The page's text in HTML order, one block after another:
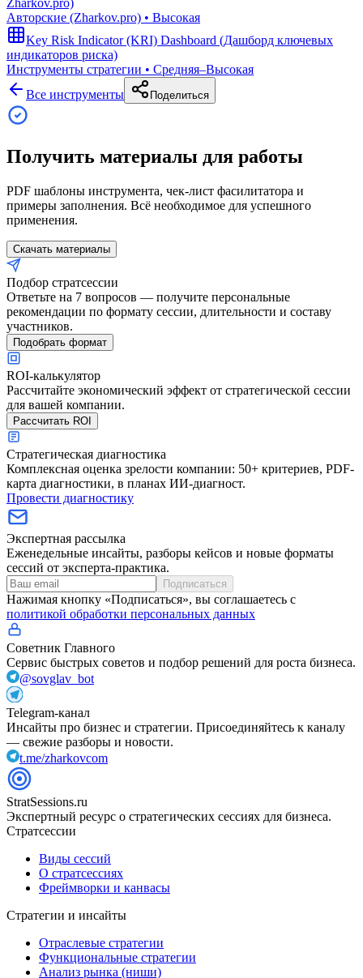
Авторские (Zharkov.pro) • Высокая
Key Risk Indicator (KRI) Dashboard (Дашборд ключевых
индикаторов риска)
Инструменты стратегии • Средняя–Высокая
Все инструменты
Поделиться
Получить материалы для работы
PDF шаблоны инструмента, чек-лист фасилитатора и
примеры заполнения. Всё необходимое для успешного
применения.
Скачать материалы
Подбор стратсессии
Ответьте на 7 вопросов — получите персональные
рекомендации по формату сессии, длительности и составу
участников.
Подобрать формат
ROI-калькулятор
Рассчитайте экономический эффект от стратегической сессии
для вашей компании.
Рассчитать ROI
Стратегическая диагностика
Комплексная оценка зрелости компании: 50+ критериев, PDF-
карта диагностики, в планах ИИ-диагност.
Провести диагностику
Экспертная рассылка
Еженедельные инсайты, разборы кейсов и новые форматы
сессий от эксперта-практика.
Подписаться
Нажимая кнопку «Подписаться», вы соглашаетесь с
политикой обработки персональных данных
Советник Главного
Сервис быстрых советов и подбор решений для роста бизнеса.
@sovglav_bot
Telegram-канал
Инсайты про бизнес и стратегии. Присоединяйтесь к каналу
— свежие разборы и новости.
t.me/zharkovcom
StratSessions.ru
Экспертный ресурс о стратегических сессиях для бизнеса.
Стратсессии
Виды сессий
О стратсессиях
Фреймворки и канвасы
Стратегии и инсайты
Отраслевые стратегии
Функциональные стратегии
Анализ рынка (ниши)